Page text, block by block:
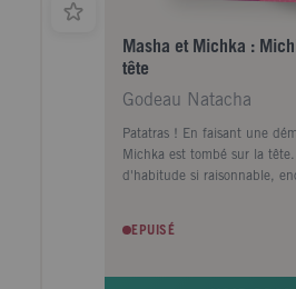
Masha et Michka :
tête
Godeau Natacha
Patatras ! En faisant une
Michka est tombé sur la
d'habitude si raisonnable,
EPUISÉ